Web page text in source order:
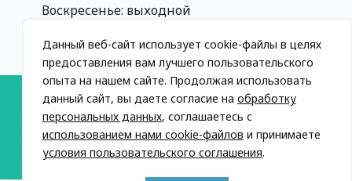
Воскресенье: выходной
© 2013-2026, МЦ Ваш Доктор. Все права
защищены
Данный веб-сайт использует cookie-файлы в целях
предоставления вам лучшего пользовательского
опыта на нашем сайте. Продолжая использовать
данный сайт, вы даете согласие на обработку
персональных данных, соглашаетесь с
использованием нами cookie-файлов и принимаете
условия пользовательского соглашения.